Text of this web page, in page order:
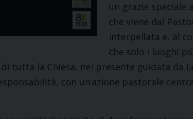
un grazie speciale
che viene dal
interpellata e, al
che solo i luoghi
tutta la Chiesa, nel presente guidata da
con un’azione pastorale